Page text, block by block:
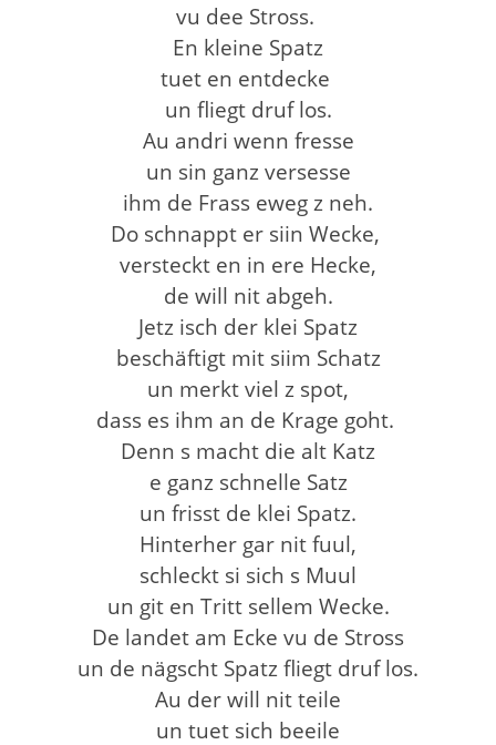
vu dee Stross.
En kleine Spatz
tuet en entdecke
un fliegt druf los.
Au andri wenn fresse
un sin ganz versesse
ihm de Frass eweg z neh.
Do schnappt er siin Wecke,
versteckt en in ere Hecke,
de will nit abgeh.
Jetz isch der klei Spatz
beschäftigt mit siim Schatz
un merkt viel z spot,
dass es ihm an de Krage goht.
Denn s macht die alt Katz
e ganz schnelle Satz
un frisst de klei Spatz.
Hinterher gar nit fuul,
schleckt si sich s Muul
un git en Tritt sellem Wecke.
De landet am Ecke vu de Stross
un de nägscht Spatz fliegt druf los.
Au der will nit teile
un tuet sich beeile